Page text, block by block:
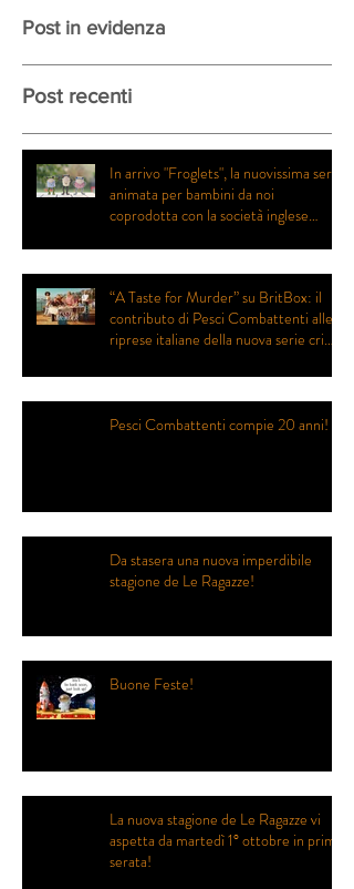
Post in evidenza
Post recenti
In arrivo "Froglets", la nuovissima serie
animata per bambini da noi
coprodotta con la società inglese
“A Taste for Murder” su BritBox: il
contributo di Pesci Combattenti alle
riprese italiane della nuova serie crime
Pesci Combattenti compie 20 anni!
Da stasera una nuova imperdibile
stagione de Le Ragazze!
Buone Feste!
La nuova stagione de Le Ragazze vi
aspetta da martedì 1° ottobre in prima
serata!